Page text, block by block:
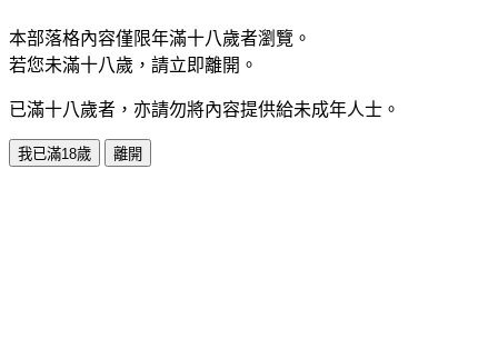
本部落格內容僅限年滿十八歲者瀏覽。
若您未滿十八歲，請立即離開。
已滿十八歲者，亦請勿將內容提供給未成年人士。
我已滿18歲 離開